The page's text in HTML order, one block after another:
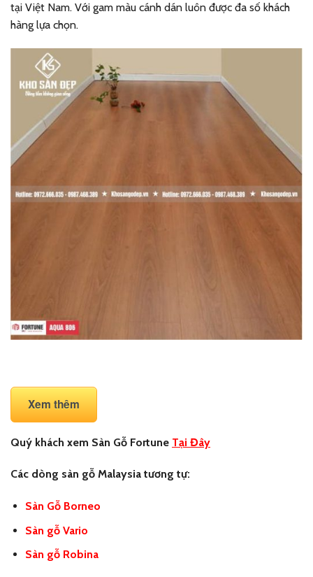
tại Việt Nam. Với gam màu cánh dán luôn được đa số khách
hàng lựa chọn.
Xem thêm
Quý khách xem Sàn Gỗ Fortune Tại Đây
Các dòng sàn gỗ Malaysia tương tự:
Sàn Gỗ Borneo
Sàn gỗ Vario
Sàn gỗ Robina